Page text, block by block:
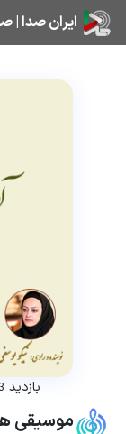
ایران صدا |
بازدید
موسیقی